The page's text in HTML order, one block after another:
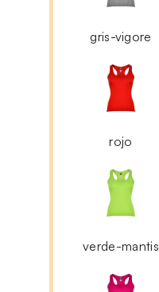
gris-vigore
rojo
verde-mantis